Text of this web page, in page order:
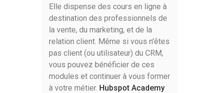
Elle dispense des cours en ligne à
destination des professionnels de
la vente, du marketing, et de la
relation client. Même si vous n'êtes
pas client (ou utilisateur) du CRM,
vous pouvez bénéficier de ces
modules et continuer à vous former
à votre métier. Hubspot Academy